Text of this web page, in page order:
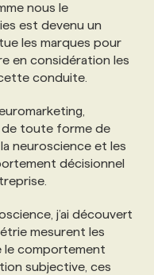
nous le
est devenu un
les marques pour
en considération les
conduite.
de toute forme de
neuroscience et les
décisionnel
j’ai découvert
mesurent les
le comportement
subjective, ces